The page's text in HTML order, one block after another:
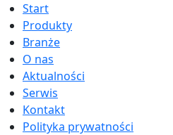
Start
Produkty
Branże
O nas
Aktualności
Serwis
Kontakt
Polityka prywatności